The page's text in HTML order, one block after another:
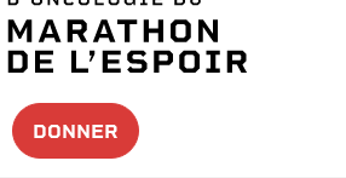
DONNER